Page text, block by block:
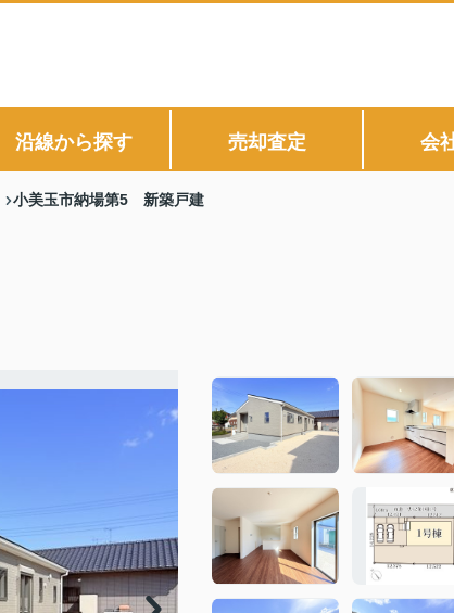
沿線から探す 売却査定 会
小美玉市納場第5 新築戸建